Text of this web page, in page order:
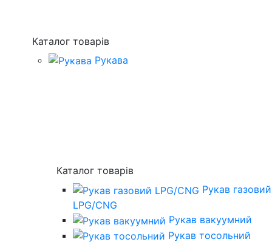
Каталог товарів
Рукава
Каталог товарів
Рукав газовий
LPG/CNG
Рукав вакуумний
Рукав тосольний